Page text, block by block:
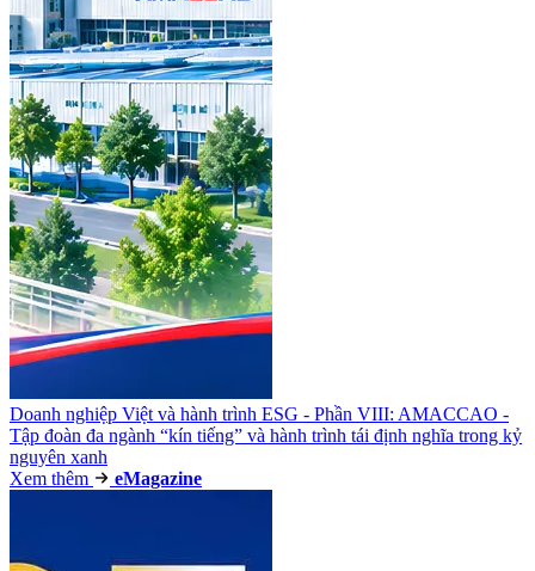
Doanh nghiệp Việt và hành trình ESG - Phần VIII: AMACCAO -
Tập đoàn đa ngành “kín tiếng” và hành trình tái định nghĩa trong kỷ
nguyên xanh
Xem thêm
eMagazine